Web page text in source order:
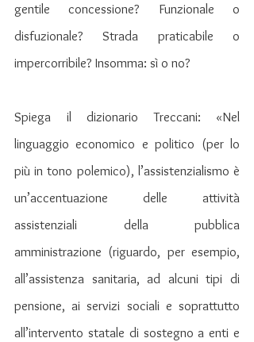
gentile concessione? Funzionale o
disfuzionale? Strada praticabile o
impercorribile? Insomma: sì o no?
Spiega il dizionario Treccani: «Nel
linguaggio economico e politico (per lo
più in tono polemico), l’assistenzialismo è
un’accentuazione delle attività
assistenziali della pubblica
amministrazione (riguardo, per esempio,
all’assistenza sanitaria, ad alcuni tipi di
pensione, ai servizi sociali e soprattutto
all’intervento statale di sostegno a enti e